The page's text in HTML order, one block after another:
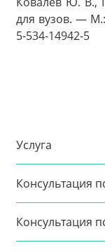
для вузов. —
5-534-14942-5
Услуга
Консультация
Консультация